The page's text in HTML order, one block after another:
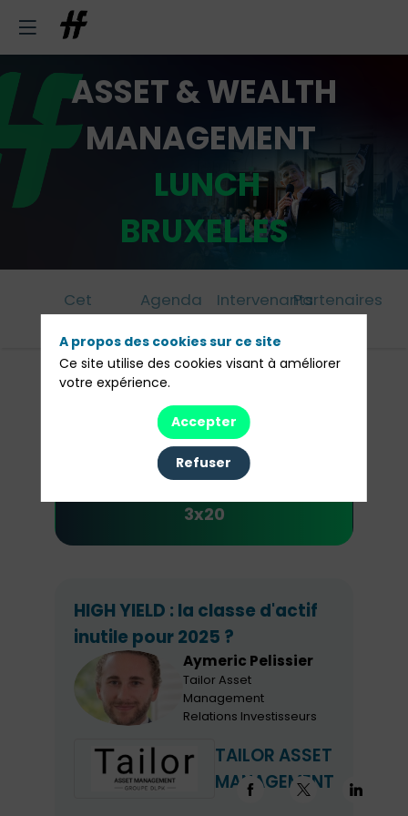
ASSET & WEALTH
MANAGEMENT
LUNCH
BRUXELLES
Cet
Agenda IntervenantsPartenaires
12h00 :
3x20
HIGH YIELD : la classe d'actif
inutile pour 2025 ?
AP
Aymeric Pelissier
Tailor Asset
Management
Relations Investisseurs
TAILOR ASSET
MANAGEMENT
A propos des cookies sur ce site
Ce site utilise des cookies visant à améliorer
votre expérience.
Accepter
Refuser